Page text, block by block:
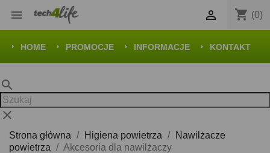
 shopping_cart (0)

HOME PROMOCJE INFORMACJE KONTAKT
search
clear
Strona główna Higiena powietrza
Nawilżacze
powietrza
Akcesoria dla nawilżaczy